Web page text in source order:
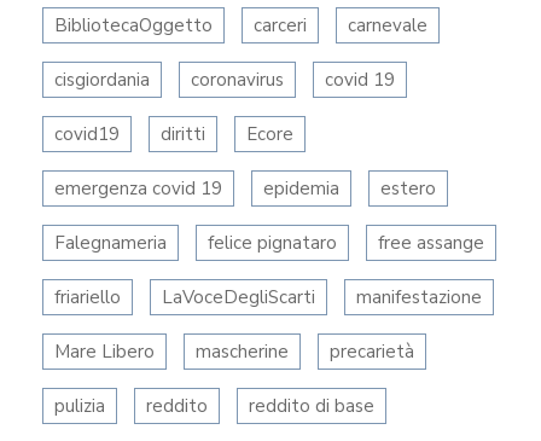
BibliotecaOggetto carceri carnevale
cisgiordania coronavirus covid 19
covid19 diritti Ecore
emergenza covid 19 epidemia estero
Falegnameria felice pignataro free assange
friariello LaVoceDegliScarti manifestazione
Mare Libero mascherine precarietà
pulizia reddito reddito di base